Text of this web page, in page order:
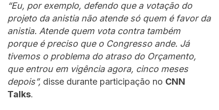
“Eu, por exemplo, defendo que a votação do
projeto da anistia não atende só quem é favor da
anistia. Atende quem vota contra também
porque é preciso que o Congresso ande. Já
tivemos o problema do atraso do Orçamento,
que entrou em vigência agora, cinco meses
depois”, disse durante participação no CNN
Talks.